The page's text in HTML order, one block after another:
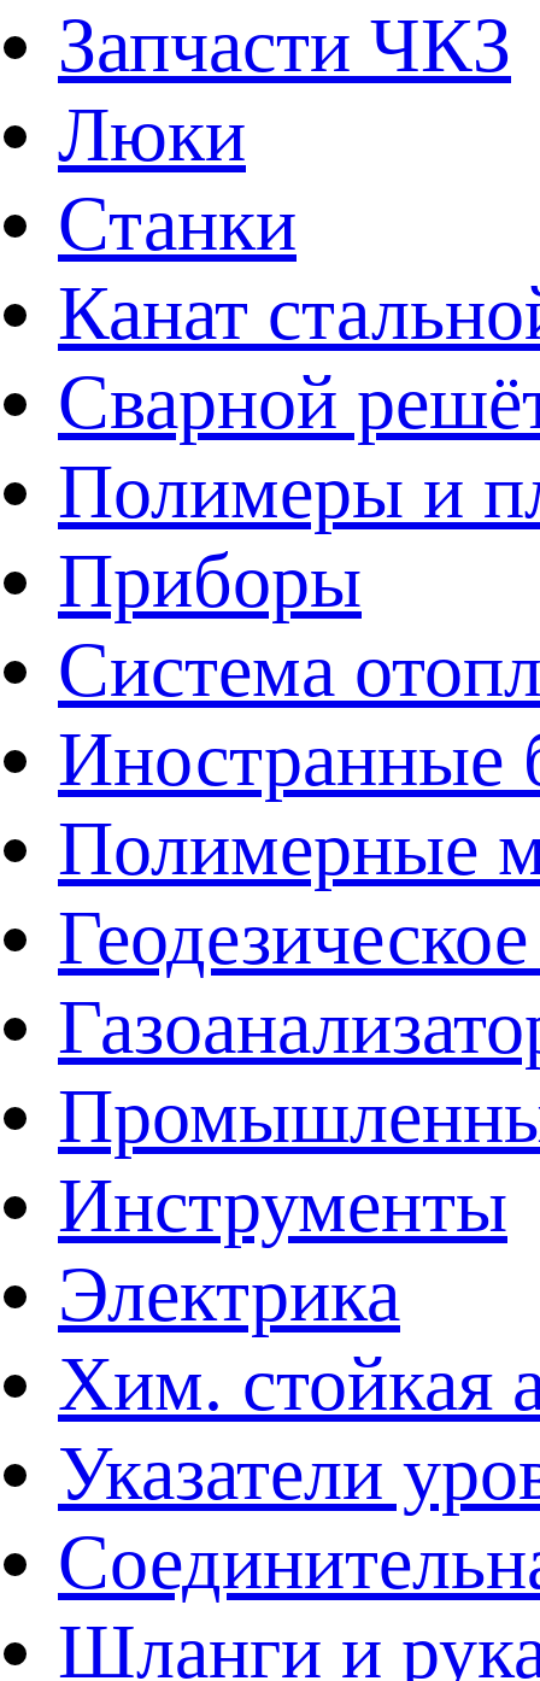
Запчасти ЧКЗ
Люки
Станки
Канат
Сварной
Полимеры и
Приборы
Система
Иностранные
Полимерные
Инструменты
Электрика
Хим. стойкая
Указатели
Шланги и